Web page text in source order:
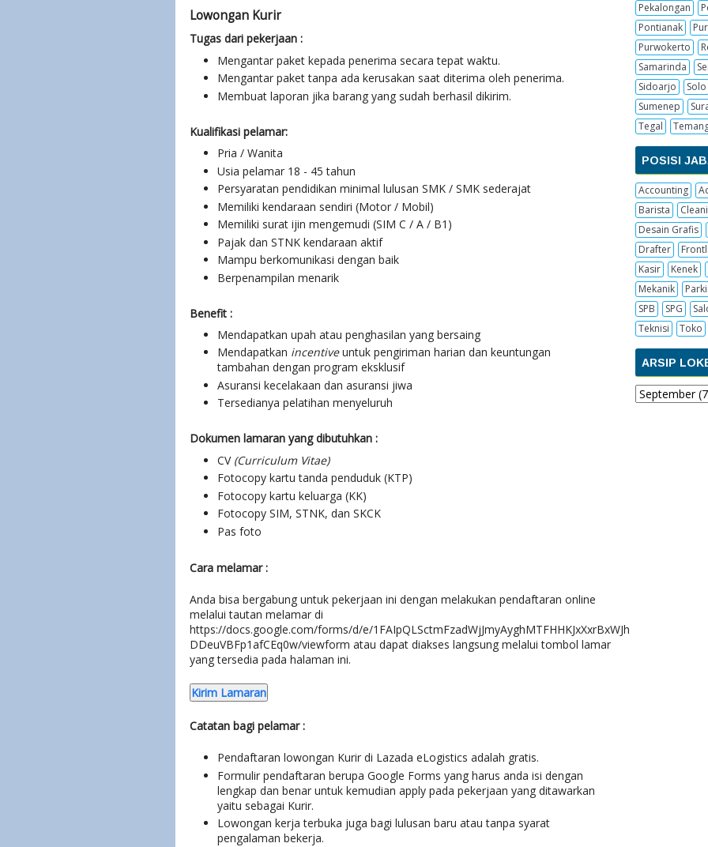
Lowongan Kurir
Tugas dari pekerjaan :
Mengantar paket kepada penerima secara tepat waktu.
Mengantar paket tanpa ada kerusakan saat diterima oleh penerima.
Membuat laporan jika barang yang sudah berhasil dikirim.
Kualifikasi pelamar:
Pria / Wanita
Usia pelamar 18 - 45 tahun
Persyaratan pendidikan minimal lulusan SMK / SMK sederajat
Memiliki kendaraan sendiri (Motor / Mobil)
Memiliki surat ijin mengemudi (SIM C / A / B1)
Pajak dan STNK kendaraan aktif
Mampu berkomunikasi dengan baik
Berpenampilan menarik
Benefit :
Mendapatkan upah atau penghasilan yang bersaing
Mendapatkan incentiveuntuk pengiriman harian dan keuntungan
tambahan dengan program eksklusif
Asuransi kecelakaan dan asuransi jiwa
Tersedianya pelatihan menyeluruh
Dokumen lamaran yang dibutuhkan :
CV (Curriculum Vitae)
Fotocopy kartu tanda penduduk (KTP)
Fotocopy kartu keluarga (KK)
Fotocopy SIM, STNK, dan SKCK
Pas foto
Cara melamar :
Anda bisa bergabung untuk pekerjaan ini dengan melakukan pendaftaran online
melalui tautan melamar di
https://docs.google.com/forms/d/e/1FAIpQLSctmFzadWjJmyAyghMTFHHKJxXxrBxWJh
DDeuVBFp1afCEq0w/viewform atau dapat diakses langsung melalui tombol lamar
yang tersedia pada halaman ini.
Kirim Lamaran
Catatan bagi pelamar :
Pendaftaran lowongan Kurir di Lazada eLogistics adalah gratis.
Formulir pendaftaran berupa Google Forms yang harus anda isi dengan
lengkap dan benar untuk kemudian apply pada pekerjaan yang ditawarkan
yaitu sebagai Kurir.
Lowongan kerja terbuka juga bagi lulusan baru atau tanpa syarat
pengalaman bekerja.
Pekalongan
Pontianak
Purwokerto
Samarinda
Sidoarjo
Solo
Sumenep
Tegal
POSISI
Accounting
Barista
Desain Grafis
Drafter
Kasir
Kenek
Mekanik
SPB
SPG
Teknisi
Toko
ARSIP